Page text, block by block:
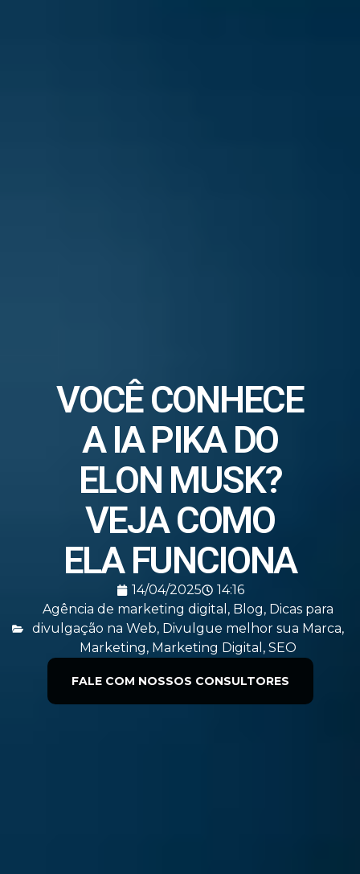
VOCÊ CONHECE
A IA PIKA DO
ELON MUSK?
VEJA COMO
ELA FUNCIONA
14/04/2025
14:16
Agência de marketing digital , Blog, Dicas para
divulgação na Web, Divulgue melhor sua Marca,
Marketing, Marketing Digital , SEO
FALE COM NOSSOS CONSULTORES